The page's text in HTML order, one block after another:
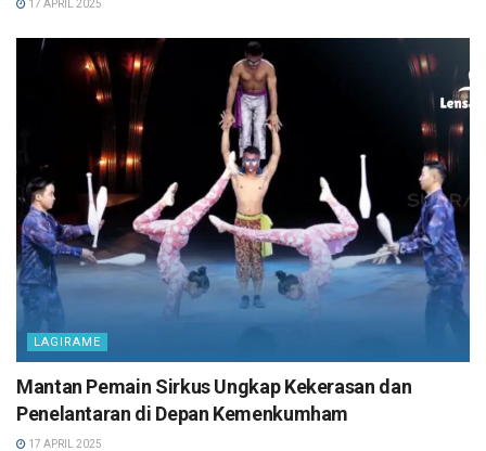
17 APRIL 2025
LAGIRAME
Mantan Pemain Sirkus Ungkap Kekerasan dan
Penelantaran di Depan Kemenkumham
17 APRIL 2025